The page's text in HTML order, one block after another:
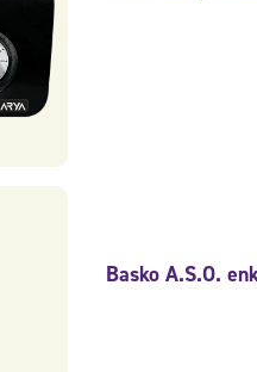
Basko A.S.O.